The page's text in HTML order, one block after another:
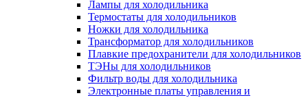
Лампы для холодильника
Термостаты для холодильников
Ножки для холодильника
Трансформатор для холодильников
Плавкие предохранители для холодильников
ТЭНы для холодильников
Фильтр воды для холодильника
Электронные платы управления и